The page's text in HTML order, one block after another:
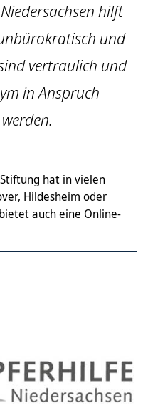
hilft
und
vertraulich und
in Anspruch
hat in vielen
Hildesheim oder
auch eine Online-